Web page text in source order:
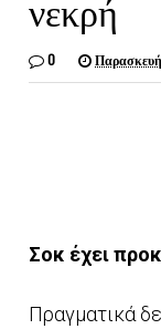
νεκρή
0
Σοκ έχει
Πραγματικά